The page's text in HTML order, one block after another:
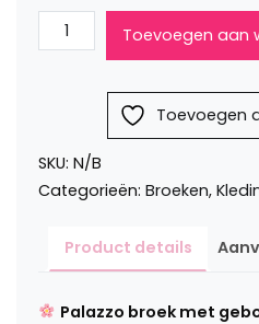
Palazzo
broek
geborduurde
Robia
aantal
Toevoegen aan
Toevoegen
SKU: N/B
Categorieën: Broeken,
Product details
Palazzo broek met